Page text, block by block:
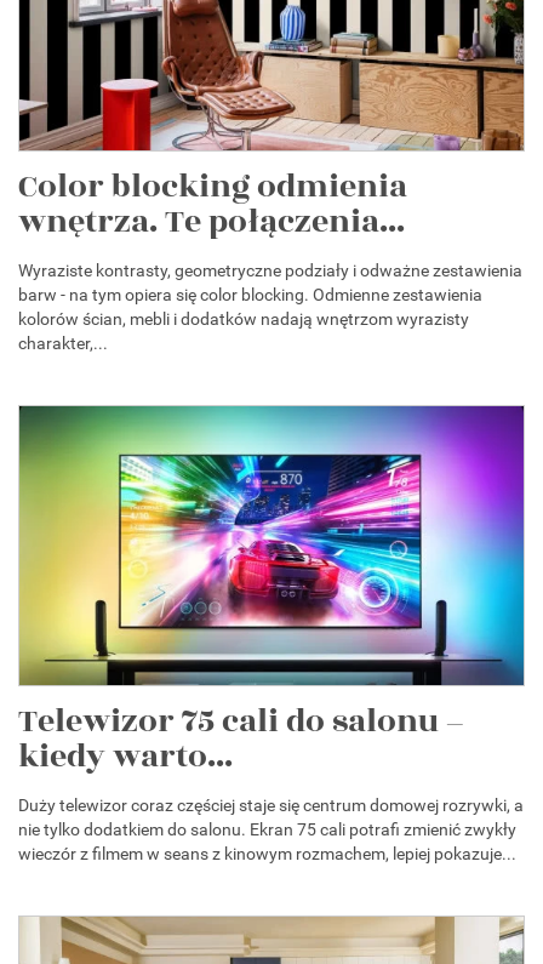
Color blocking odmienia
wnętrza. Te połączenia...
Wyraziste kontrasty, geometryczne podziały i odważne zestawienia
barw - na tym opiera się color blocking. Odmienne zestawienia
kolorów ścian, mebli i dodatków nadają wnętrzom wyrazisty
charakter,...
Telewizor 75 cali do salonu –
kiedy warto...
Duży telewizor coraz częściej staje się centrum domowej rozrywki, a
nie tylko dodatkiem do salonu. Ekran 75 cali potrafi zmienić zwykły
wieczór z filmem w seans z kinowym rozmachem, lepiej pokazuje...